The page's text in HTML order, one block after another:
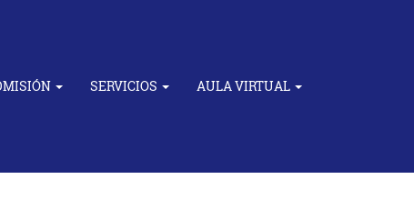
SERVICIOS AULA VIRTUAL